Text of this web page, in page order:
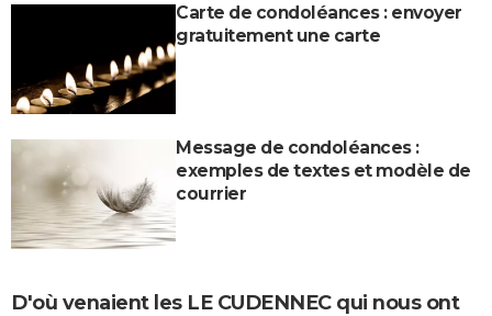
Carte de condoléances : envoyer
gratuitement une carte
Message de condoléances :
exemples de textes et modèle de
courrier
D'où venaient les LE CUDENNEC qui nous ont